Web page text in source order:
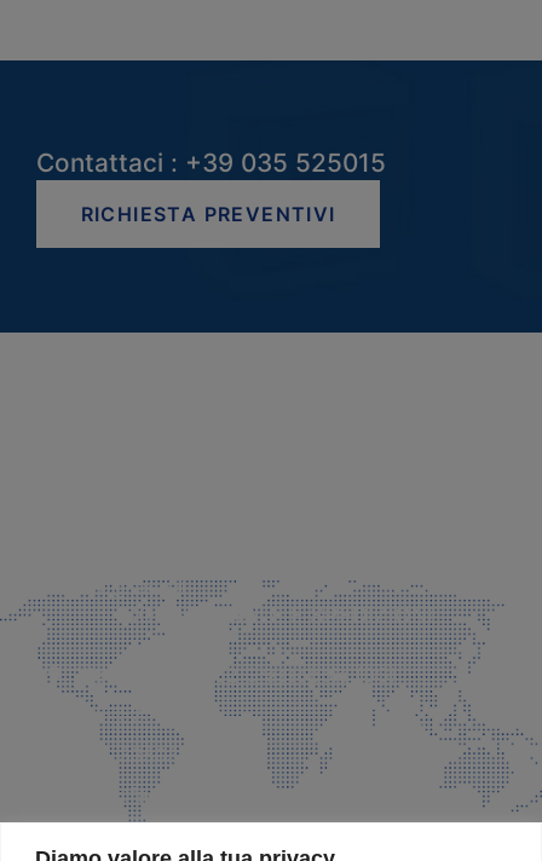
Contattaci : +39 035 525015
RICHIESTA PREVENTIVI
info@faeg.it
COMMERCIALE E SPEDIZIONI
Via Padre Elzi, 32 Grassobbio (BG)
035 525015
035 335037
info@faeg.it
SITE MAP